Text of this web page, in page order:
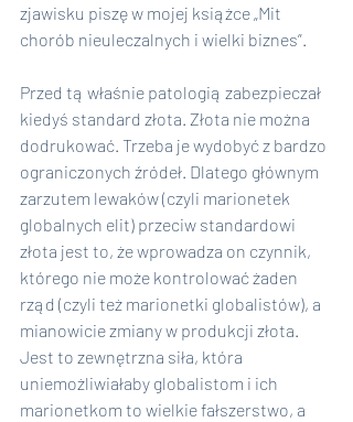
zjawisku piszę w mojej książce „Mit
chorób nieuleczalnych i wielki biznes”.
Przed tą właśnie patologią zabezpieczał
kiedyś standard złota. Złota nie można
dodrukować. Trzeba je wydobyć z bardzo
ograniczonych źródeł. Dlatego głównym
zarzutem lewaków (czyli marionetek
globalnych elit) przeciw standardowi
złota jest to, że wprowadza on czynnik,
którego nie może kontrolować żaden
rząd (czyli też marionetki globalistów), a
mianowicie zmiany w produkcji złota.
Jest to zewnętrzna siła, która
uniemożliwiałaby globalistom i ich
marionetkom to wielkie fałszerstwo, a